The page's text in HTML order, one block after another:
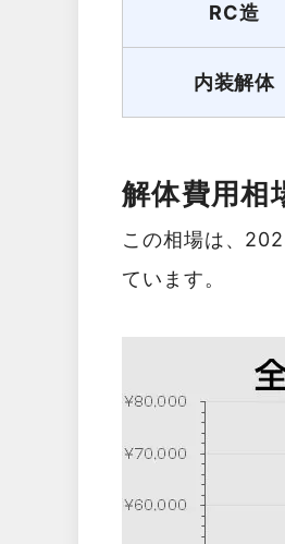
RC造
内装解体
解体費用相
この相場は、
ています。